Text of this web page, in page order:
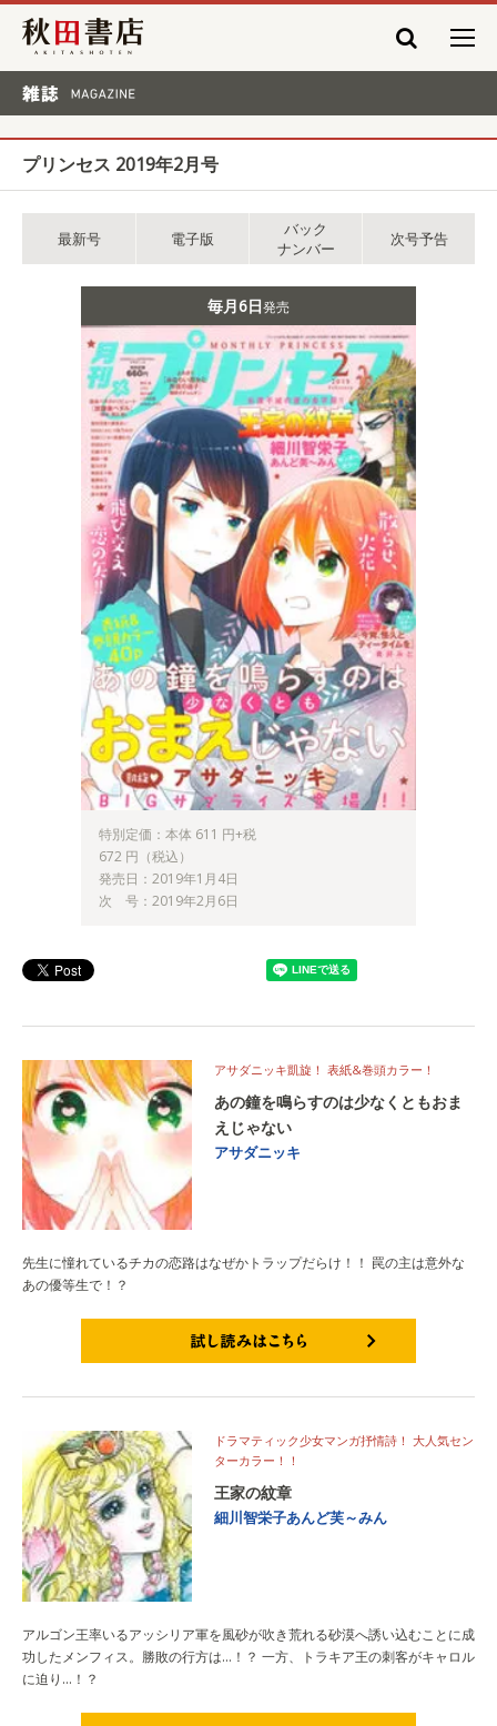
秋田書店
プリンセス 2019年2月号
最新号 電子版
バック
ナンバー
次号予告
毎月6日発売
特別定価：本体 611 円+税
672 円（税込）
発売日：2019年1月4日
次 号：2019年2月6日
アサダニッキ凱旋！ 表紙&巻頭カラー！
あの鐘を鳴らすのは少なくともおま
えじゃない
アサダニッキ
先生に憧れているチカの恋路はなぜかトラップだらけ！！ 罠の主は意外な
あの優等生で！？
ドラマティック少女マンガ抒情詩！ 大人気セン
ターカラー！！
王家の紋章
細川智栄子あんど芙～みん
アルゴン王率いるアッシリア軍を風砂が吹き荒れる砂漠へ誘い込むことに成
功したメンフィス。勝敗の行方は…！？ 一方、トラキア王の刺客がキャロル
に迫り…！？